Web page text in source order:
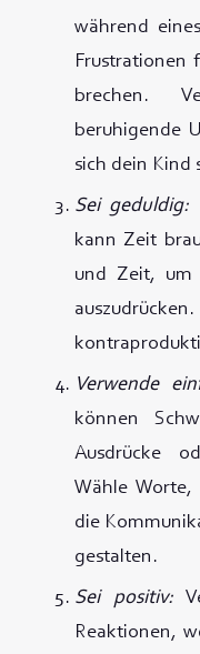
während
Frustrationen
brechen.
beruhigende
sich dein Kind
Sei geduldig:
kann Zeit
und Zeit, um
Verwende
können
Ausdrücke
Wähle
die
gestalten.
Sei positiv:
Reaktionen,